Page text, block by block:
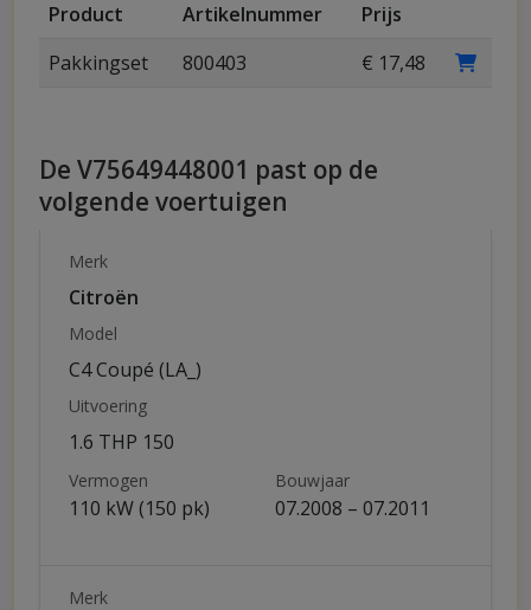
Product Artikelnummer
Prijs
Pakkingset
800403 € 17,48
De V75649448001 past op de
volgende voertuigen
Merk
Citroën
Model
C4 Coupé (LA_)
Uitvoering
1.6 THP 150
Vermogen
110 kW (150 pk)
Bouwjaar
07.2008 – 07.2011
Merk